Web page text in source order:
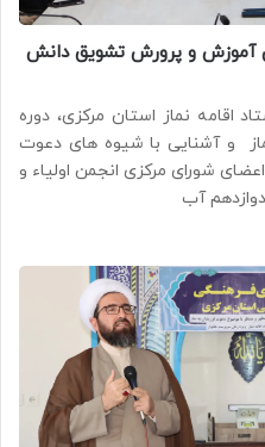
آموزش و پرورش تشویق دانش
اقامه نماز استان مرکزی، دوره
و آشنایی با شیوه های دعوت
شورای مرکزی انجمن اولیاء و
آب